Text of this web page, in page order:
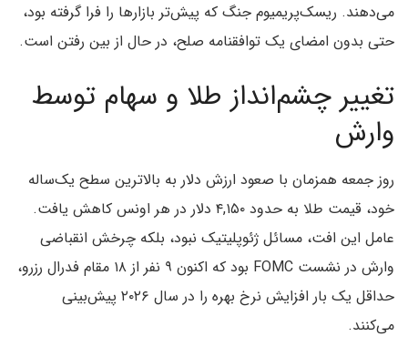
می‌دهند. ریسک‌پریمیوم جنگ که پیش‌تر بازارها را فرا گرفته بود،
حتی بدون امضای یک توافقنامه صلح، در حال از بین رفتن است.
تغییر چشم‌انداز طلا و سهام توسط
وارش
روز جمعه همزمان با صعود ارزش دلار به بالاترین سطح یک‌ساله
خود، قیمت طلا به حدود ۴,۱۵۰ دلار در هر اونس کاهش یافت.
عامل این افت، مسائل ژئوپلیتیک نبود، بلکه چرخش انقباضی
وارش در نشست FOMC بود که اکنون ۹ نفر از ۱۸ مقام فدرال رزرو،
حداقل یک بار افزایش نرخ بهره را در سال ۲۰۲۶ پیش‌بینی
می‌کنند.